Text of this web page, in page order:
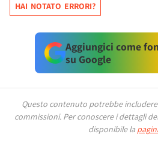
HAI NOTATO ERRORI?
Aggiungici come
su Google
Questo contenuto potrebbe
commissioni. Per conoscere i dettagli
disponibile la